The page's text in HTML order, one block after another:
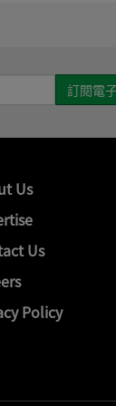
Us
Us
Policy